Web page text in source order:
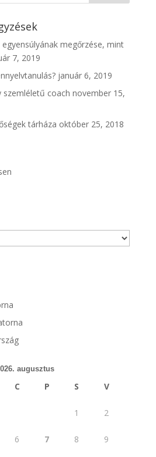
megőrzése, mint
7, 2019
január 6, 2019
szemléletű coach november 15,
tárháza október 25, 2018
augusztus
C P S V
1 2
6 7 8 9